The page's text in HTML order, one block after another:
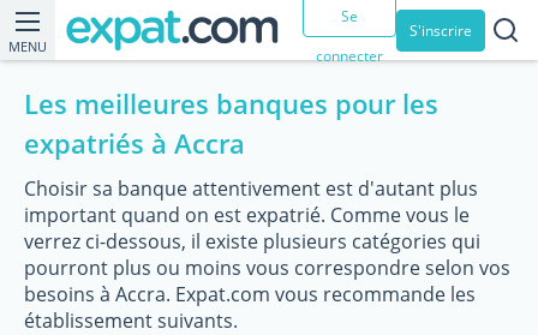
MENU
Se
connecter
S'inscrire
Les meilleures banques pour les
expatriés à Accra
Choisir sa banque attentivement est d'autant plus
important quand on est expatrié. Comme vous le
verrez ci-dessous, il existe plusieurs catégories qui
pourront plus ou moins vous correspondre selon vos
besoins à Accra. Expat.com vous recommande les
établissement suivants.